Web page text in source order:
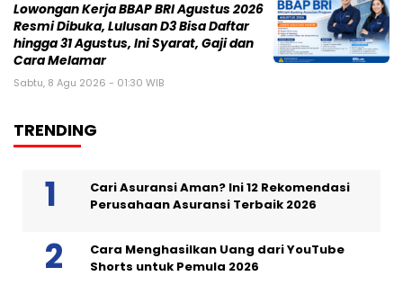
Lowongan Kerja BBAP BRI Agustus 2026
Resmi Dibuka, Lulusan D3 Bisa Daftar
hingga 31 Agustus, Ini Syarat, Gaji dan
Cara Melamar
Sabtu, 8 Agu 2026 - 01:30 WIB
TRENDING
Cari Asuransi Aman? Ini 12 Rekomendasi
Perusahaan Asuransi Terbaik 2026
Cara Menghasilkan Uang dari YouTube
Shorts untuk Pemula 2026